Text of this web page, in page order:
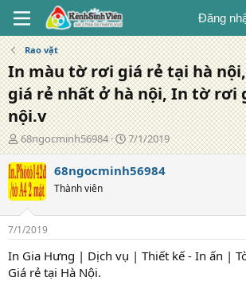
Đăng
Rao vặt
In màu tờ rơi giá rẻ tại hà
giá rẻ nhất ở hà nội, In tờ rơi
nội.v
T
á
c
g
i
ả
68ngocminh56984
N
g
à
g
7/1/2019
68ngocminh56984
Thành viên
7/1/2019
In Gia Hưng | Dịch vụ | Thiết kế - In ấn |
Giá rẻ tại Hà Nội.